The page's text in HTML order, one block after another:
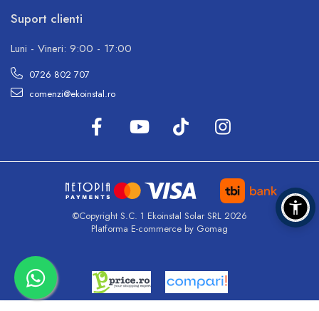
Suport clienti
Luni - Vineri: 9:00 - 17:00
0726 802 707
comenzi@ekoinstal.ro
©Copyright S.C. 1 Ekoinstal Solar SRL 2026
Platforma E-commerce by Gomag